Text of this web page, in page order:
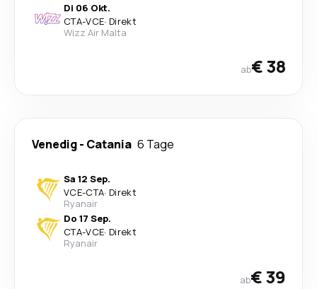
Di 06 Okt.
CTA-VCE· Direkt
Wizz Air Malta
ab€ 38
Venedig- Catania 6 Tage
Sa 12 Sep.
VCE-CTA· Direkt
Ryanair
Do 17 Sep.
CTA-VCE· Direkt
Ryanair
ab€ 39